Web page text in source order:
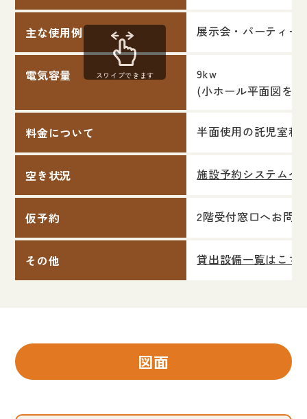
主な使用例 展示会・パーティー
電気容量
9kw
(小ホール平面図を
料金について 半面使用の託児室利
空き状況 施設予約システムへ
仮予約 2階受付窓口へお問
その他 貸出設備一覧はこち
スワイプできます
図面